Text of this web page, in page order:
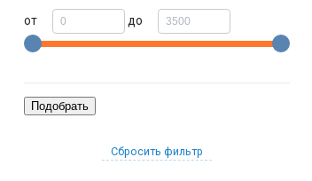
от до
Сбросить фильтр